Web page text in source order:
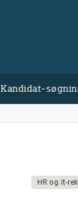
Kandidat-
HR og it-